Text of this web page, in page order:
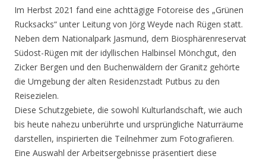
Im Herbst 2021 fand eine achttägige Fotoreise des „Grünen
Rucksacks“ unter Leitung von Jörg Weyde nach Rügen statt.
Neben dem Nationalpark Jasmund, dem Biosphärenreservat
Südost-Rügen mit der idyllischen Halbinsel Mönchgut, den
Zicker Bergen und den Buchenwäldern der Granitz gehörte
die Umgebung der alten Residenzstadt Putbus zu den
Reisezielen.
Diese Schutzgebiete, die sowohl Kulturlandschaft, wie auch
bis heute nahezu unberührte und ursprüngliche Naturräume
darstellen, inspirierten die Teilnehmer zum Fotografieren.
Eine Auswahl der Arbeitsergebnisse präsentiert diese